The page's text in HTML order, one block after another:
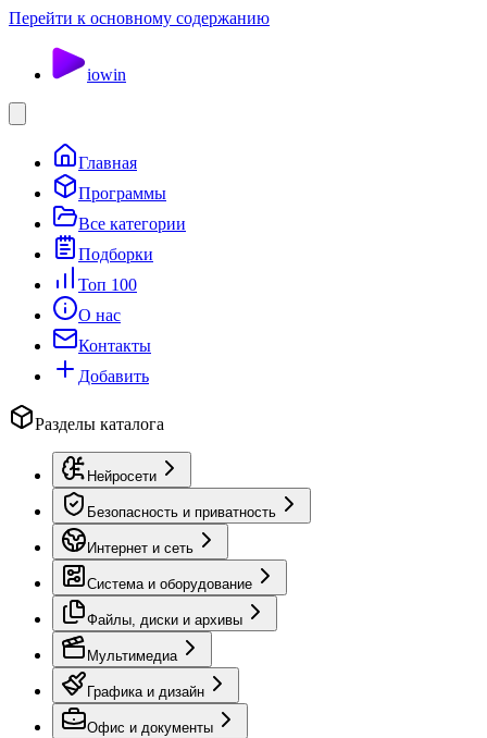
Перейти к основному содержанию
iowin
Главная
Программы
Все категории
Подборки
Топ 100
О нас
Контакты
Добавить
Разделы каталога
Нейросети
Безопасность и приватность
Интернет и сеть
Система и оборудование
Файлы, диски и архивы
Мультимедиа
Графика и дизайн
Офис и документы